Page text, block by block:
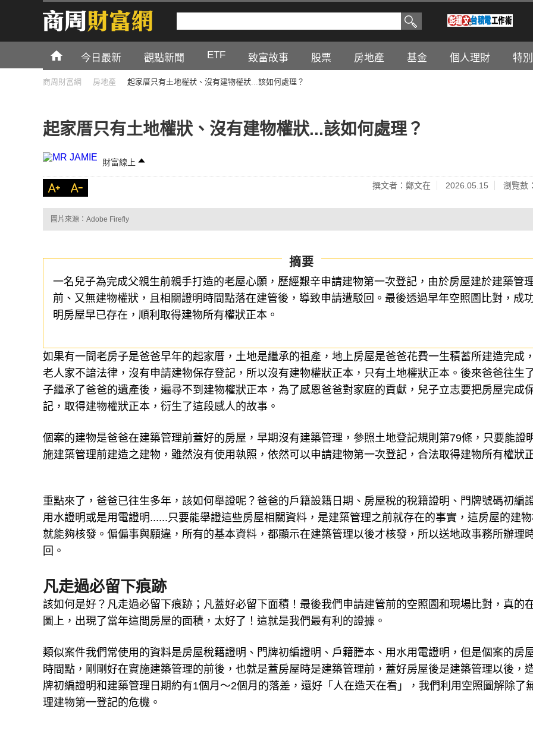
今日最新 觀點新聞 ETF 致富故事 股票 房地產 基金 個人理財 特
商周財富網 房地產 起家厝只有土地權狀、沒有建物權狀...該如何處理？
起家厝只有土地權狀、沒有建物權狀...該如何處理？
財富線上
撰文者：鄭文在 2026.05.15 瀏覽數
圖片來源：Adobe Firefly
摘要
一名兒子為完成父親生前親手打造的老屋心願，歷經艱辛申請建物第一次登記，由於房屋建於建築管
前、又無建物權狀，且相關證明時間點落在建管後，導致申請遭駁回。最後透過早年空照圖比對，成
明房屋早已存在，順利取得建物所有權狀正本。
如果有一間老房子是爸爸早年的起家厝，土地是繼承的祖產，地上房屋是爸爸花費一生積蓄所建造完成
老人家不諳法律，沒有申請建物保存登記，所以沒有建物權狀正本，只有土地權狀正本。後來爸爸往生
子繼承了爸爸的遺產後，遍尋不到建物權狀正本，為了感恩爸爸對家庭的貢獻，兒子立志要把房屋完成
記，取得建物權狀正本，衍生了這段感人的故事。
個案的建物是爸爸在建築管理前蓋好的房屋，早期沒有建築管理，參照土地登記規則第79條，只要能證
施建築管理前建造之建物，雖然沒有使用執照，依然可以申請建物第一次登記，合法取得建物所有權狀
重點來了，爸爸已往生多年，該如何舉證呢？爸爸的戶籍設籍日期、房屋稅的稅籍證明、門牌號碼初編
用水證明或是用電證明......只要能舉證這些房屋相關資料，是建築管理之前就存在的事實，這房屋的建
就能夠核發。偏偏事與願違，所有的基本資料，都顯示在建築管理以後才核發，所以送地政事務所辦理
回。
凡走過必留下痕跡
該如何是好？凡走過必留下痕跡；凡蓋好必留下面積！最後我們申請建管前的空照圖和現場比對，真的
圖上，出現了當年這間房屋的面積，太好了！這就是我們最有利的證據。
類似案件我們常使用的資料是房屋稅籍證明、門牌初編證明、戶籍謄本、用水用電證明，但是個案的房
時間點，剛剛好在實施建築管理的前後，也就是蓋房屋時是建築管理前，蓋好房屋後是建築管理以後，
牌初編證明和建築管理日期約有1個月～2個月的落差，還好「人在造天在看」，我們利用空照圖解除了
理建物第一登記的危機。